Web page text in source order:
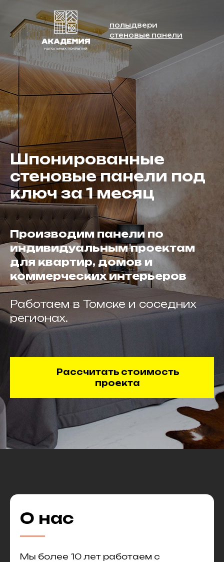
полыдвери
стеновые панели
полыдвери
стеновые панели
Шпонированные
стеновые панели под
ключ за 1 месяц
Производим панели по
индивидуальным проектам
для квартир, домов и
коммерческих интерьеров
Работаем в Томске и соседних
регионах.
Рассчитать стоимость
проекта
О нас
Мы более 10 лет работаем с